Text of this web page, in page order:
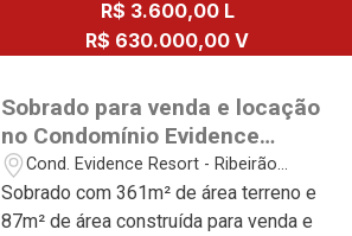
R$ 3.600,00 L
R$ 630.000,00 V
Sobrado para venda e locação
no Condomínio Evidence
Resort, próximo ao Jaú Serve
Supermercado - Ribeirão
Preto/SP.
Cond. Evidence Resort - Ribeirão
Preto/SP
Sobrado com 361m² de área terreno e
87m² de área construída para venda e